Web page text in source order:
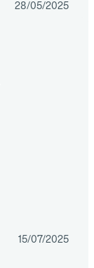
28/05/2025
15/07/2025